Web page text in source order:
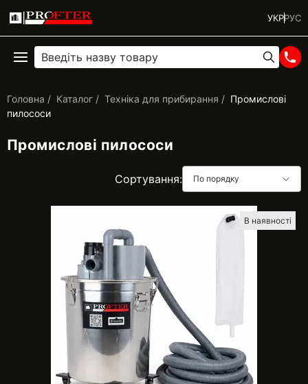
УКРРУС
Головна Каталог Техніка для прибирання
Промислові
пилососи
Промислові пилососи
Сортування: По порядку
В наявності